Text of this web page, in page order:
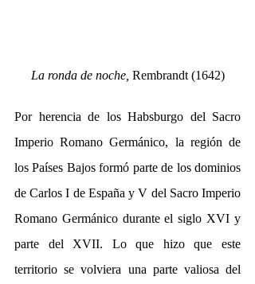
La ronda de noche, Rembrandt (1642)
Por herencia de los Habsburgo del Sacro
Imperio Romano Germánico, la región de
los Países Bajos formó parte de los dominios
de Carlos I de España y V del Sacro Imperio
Romano Germánico durante el siglo XVI y
parte del XVII. Lo que hizo que este
territorio se volviera una parte valiosa del